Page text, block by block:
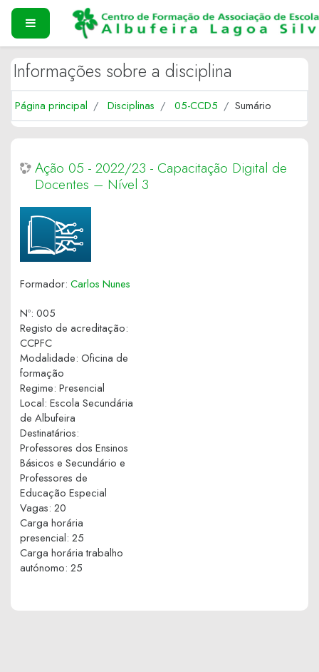
Ir para o conteúdo principal
PAINEL LATERAL
Informações sobre a disciplina
Página principal Disciplinas 05-CCD5 Sumário
Ação 05 - 2022/23 - Capacitação Digital de
Docentes – Nível 3
Formador: Carlos Nunes
Nº: 005
Registo de acreditação:
CCPFC
Modalidade: Oficina de
formação
Regime: Presencial
Local: Escola Secundária
de Albufeira
Destinatários:
Professores dos Ensinos
Básicos e Secundário e
Professores de
Educação Especial
Vagas: 20
Carga horária
presencial: 25
Carga horária trabalho
autónomo: 25